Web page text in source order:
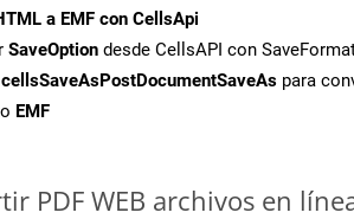
a EMF con CellsApi
SaveOption desde CellsAPI con
cellsSaveAsPostDocumentSaveAs para
EMF
PDF WEB archivos en